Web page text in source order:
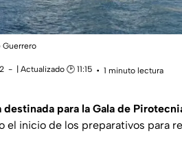
Guerrero
| Actualizado 🕑 11:15
1 minuto lectura
destinada para la Gala de
el inicio de los preparativos para